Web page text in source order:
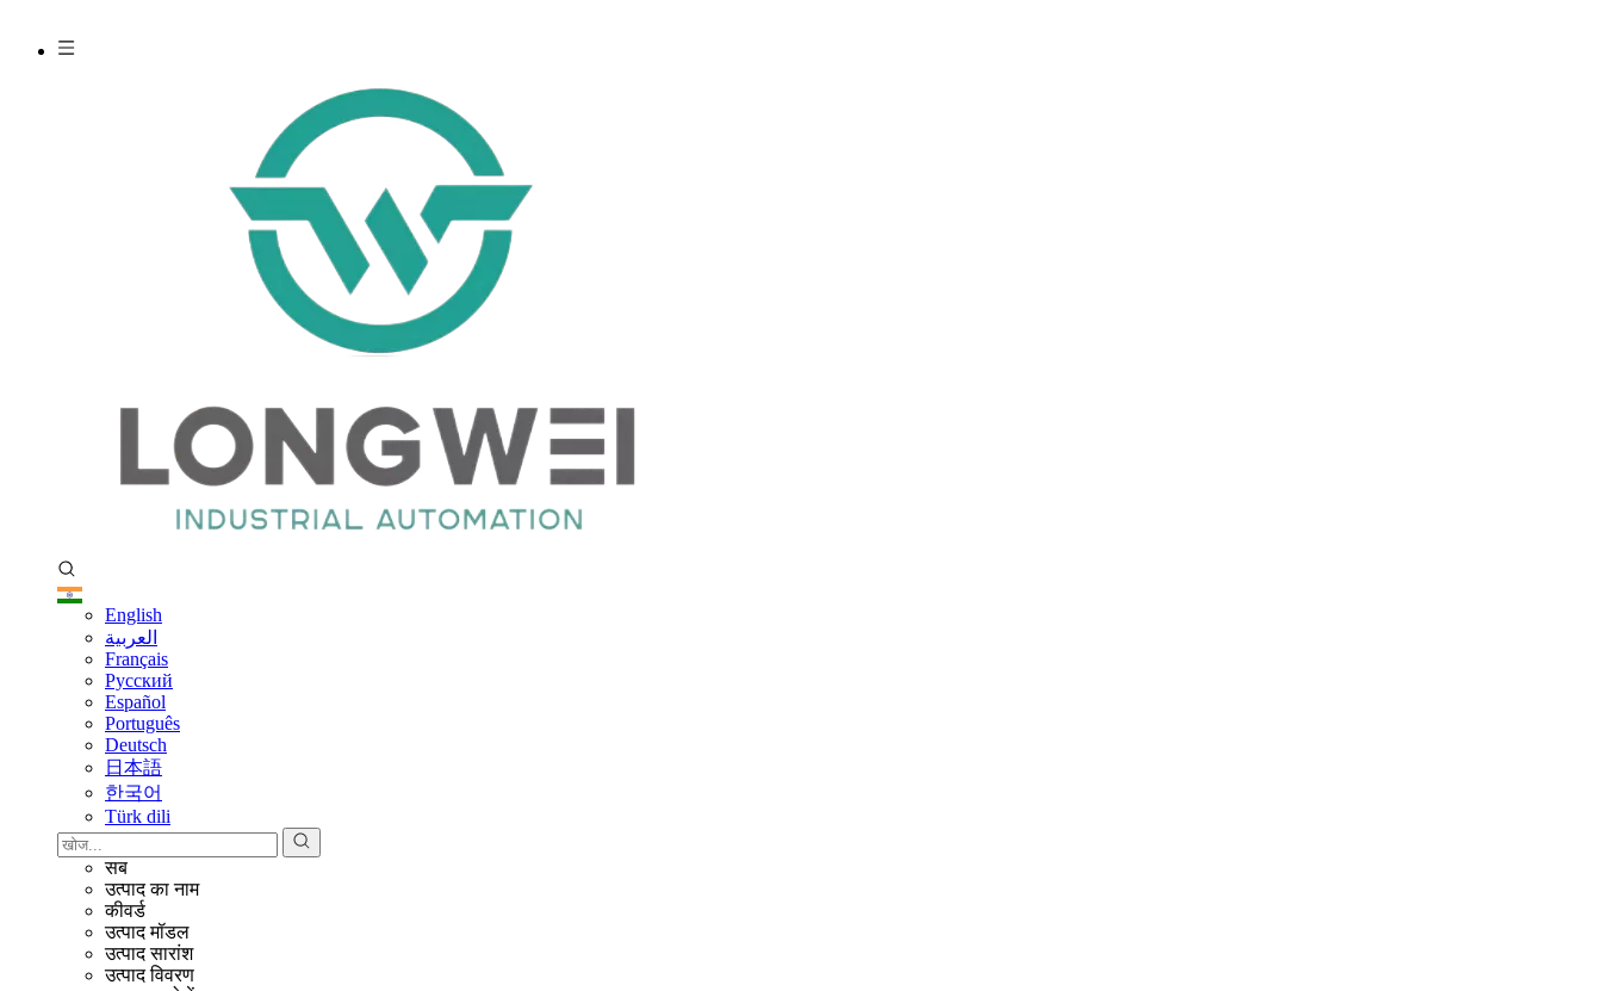
English
العربية
Français
Pусский
Español
Português
Deutsch
日本語
한국어
Türk dili
सब
उत्पाद का नाम
कीवर्ड
उत्पाद मॉडल
उत्पाद सारांश
उत्पाद विवरण